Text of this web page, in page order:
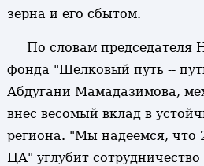
зерна и его сбытом.
По словам председателя
фонда "Шелковый путь --
Абдугани Мамадазимова,
внес весомый вклад в
региона. "Мы надеемся, что
ЦА" углубит